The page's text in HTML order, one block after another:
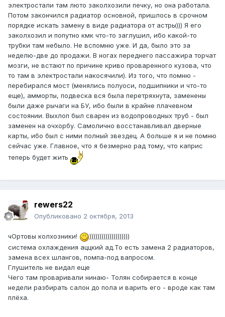
электростали там люто заколхозили печку, но она работала.
Потом закончился радиатор основной, пришлось в срочном
порядке искать замену в виде радиатора от астры))) Я его
заколхозил и попутно кмк что-то заглушил, ибо какой-то
трубки там небыло. Не вспомню уже. И да, было это за
неделю-две до продажи. В ногах переднего пассажира торчат
мозги, не встают по причине криво проваренного кузова, что
то там в электростали накосячили). Из того, что помню -
перебирался мост (менялись полуоси, подшипники и что-то
еще), амморты, подвеска вся была перетряхнута, заменены
были даже рычаги на БУ, ибо были в крайне плачевном
состоянии. Выхлоп был сварен из водопроводных труб - был
заменен на очхорбу. Самолично восстанавливал дверные
карты, ибо был с ними полный звездец. А больше я и не помню
сейчас уже. Главное, что я безмерно рад тому, что каприс
теперь будет жить
rewers22
Опубликовано 2 октября, 2013
чОртовы колхозники!
))))))))))))))))))))
система охлаждения аццкий ад.То есть замена 2 радиаторов,
замена всех шлангов, помпа-под вапросом.
Глушитель не видал еще
Чего там проваривали нинаю- Толян собирается в конце
недели разбирать салон до пола и варить его - вроде как там
плёха.